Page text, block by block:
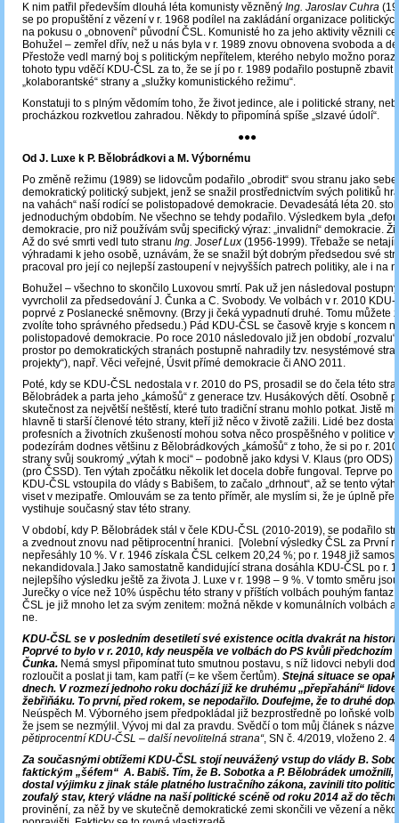
K nim patřil především dlouhá léta komunisty vězněný Ing. Jaroslav Cuhra
se po propuštění z vězení v r. 1968 podílel na zakládání organizace
na pokusu o „obnovení“ původní ČSL. Komunisté ho za jeho aktivity věznili
Bohužel – zemřel dřív, než u nás byla v r. 1989 znovu obnovena svoboda a
Přestože vedl marný boj s politickým nepřítelem, kterého nebylo možno
tohoto typu vděčí KDU-ČSL za to, že se jí po r. 1989 podařilo postupně zbavit
„kolaborantské“ strany a „služky komunistického režimu“.
Konstatuji to s plným vědomím toho, že život jedince, ale i politické strany,
procházkou rozkvetlou zahradou. Někdy to připomíná spíše „slzavé údolí“.
●●●
Od J. Luxe k P. Bělobrádkovi a M. Výbornému
Po změně režimu (1989) se lidovcům podařilo „obrodit“ svou stranu jako
demokratický politický subjekt, jenž se snažil prostřednictvím svých politiků
na vahách“ naší rodící se polistopadové demokracie. Devadesátá léta 20.
jednoduchým obdobím. Ne všechno se tehdy podařilo. Výsledkem byla
demokracie, pro niž používám svůj specifický výraz: „invalidní“ demokracie.
Až do své smrti vedl tuto stranu Ing. Josef Lux (1956-1999). Třebaže se
výhradami k jeho osobě, uznávám, že se snažil být dobrým předsedou své
pracoval pro její co nejlepší zastoupení v nejvyšších patrech politiky, ale i na
Bohužel – všechno to skončilo Luxovou smrtí. Pak už jen následoval
vyvrcholil za předsedování J. Čunka a C. Svobody. Ve volbách v r. 2010
poprvé z Poslanecké sněmovny. (Brzy ji čeká vypadnutí druhé. Tomu můžete
zvolíte toho správného předsedu.) Pád KDU-ČSL se časově kryje s koncem
polistopadové demokracie. Po roce 2010 následovalo již jen období
prostor po demokratických stranách postupně nahradily tzv. nesystémové
projekty“), např. Věci veřejné, Úsvit přímé demokracie či ANO 2011.
Poté, kdy se KDU-ČSL nedostala v r. 2010 do PS, prosadil se do čela této
Bělobrádek a parta jeho „kámošů“ z generace tzv. Husákových dětí. Osobně
skutečnost za největší neštěstí, které tuto tradiční stranu mohlo potkat. Jistě
hlavně ti starší členové této strany, kteří již něco v životě zažili. Lidé bez
profesních a životních zkušeností mohou sotva něco prospěšného v politice
podezírám dodnes většinu z Bělobrádkových „kámošů“ z toho, že si po r.
strany svůj soukromý „výtah k moci“ – podobně jako kdysi V. Klaus (pro ODS)
(pro ČSSD). Ten výtah zpočátku několik let docela dobře fungoval. Teprve po
KDU-ČSL vstoupila do vlády s Babišem, to začalo „drhnout“, až se tento
viset v mezipatře. Omlouvám se za tento příměr, ale myslím si, že je úplně
vystihuje současný stav této strany.
V období, kdy P. Bělobrádek stál v čele KDU-ČSL (2010-2019), se podařilo
a zvednout znovu nad pětiprocentní hranici. [Volební výsledky ČSL za První
nepřesáhly 10 %. V r. 1946 získala ČSL celkem 20,24 %; po r. 1948 již
nekandidovala.] Jako samostatně kandidující strana dosáhla KDU-ČSL po r.
nejlepšího výsledku ještě za života J. Luxe v r. 1998 ‒ 9 %. V tomto směru
Jurečky o více než 10% úspěchu této strany v příštích volbách pouhým
ČSL je již mnoho let za svým zenitem: možná někde v komunálních volbách
ne.
KDU-ČSL se v posledním desetiletí své existence ocitla dvakrát na
Poprvé to bylo v r. 2010, kdy neuspěla ve volbách do PS kvůli předchozím
Čunka. Nemá smysl připomínat tuto smutnou postavu, s níž lidovci nebyli
rozloučit a poslat ji tam, kam patří (= ke všem čertům). Stejná situace se
dnech. V rozmezí jednoho roku dochází již ke druhému „přepřahání“
žebřiňáku. To první, před rokem, se nepodařilo. Doufejme, že to druhé
Neúspěch M. Výborného jsem předpokládal již bezprostředně po loňské
že jsem se nezmýlil. Vývoj mi dal za pravdu. Svědčí o tom můj článek s
pětiprocentní KDU-ČSL – další nevolitelná strana“, SN č. 4/2019, vloženo 2.
Za současnými obtížemi KDU-ČSL stojí neuvážený vstup do vlády B.
faktickým „šéfem“ A. Babiš. Tím, že B. Sobotka a P. Bělobrádek umožnili,
dostal výjimku z jinak stále platného lustračního zákona, zavinili tito
zoufalý stav, který vládne na naší politické scéně od roku 2014 až do
provinění, za něž by ve skutečně demokratické zemi skončili ve vězení a